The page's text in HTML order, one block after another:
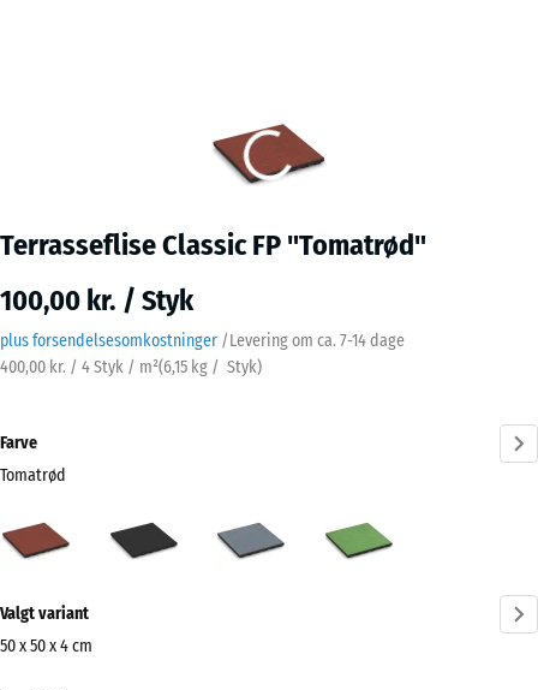
Terrasseflise Classic FP "Tomatrød"
100,00 kr. / Styk
plus forsendelsesomkostninger /Levering om ca. 7-14 dage
400,00 kr. / 4 Styk / m²(6,15 kg / Styk)
Farve
Tomatrød
(active)
information
om
Valgt variant
50 x 50 x 4 cm